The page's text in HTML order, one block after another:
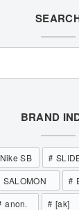
BRAND
Nike SB
SALOMON
anon. [ak]